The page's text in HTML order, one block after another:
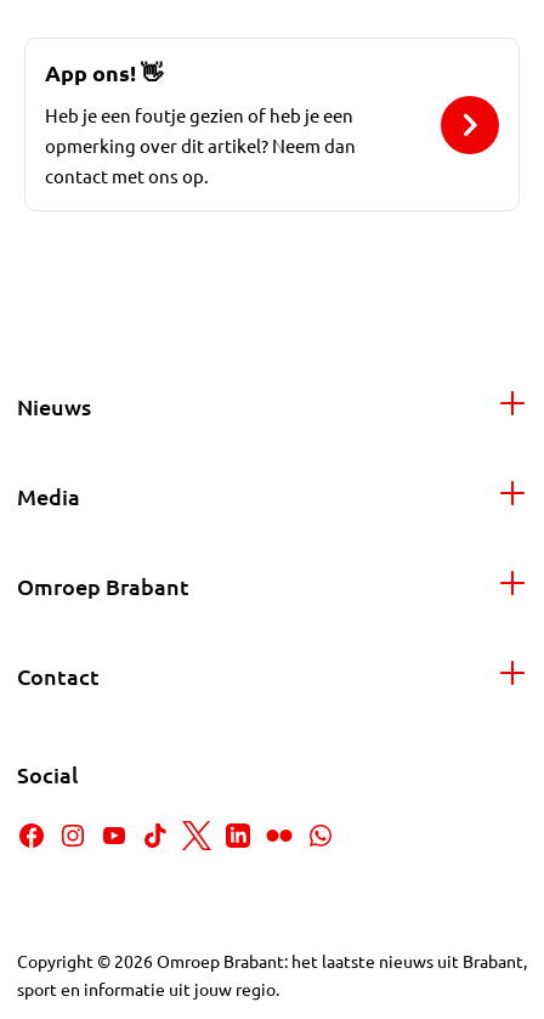
App ons!👋
Heb je een foutje gezien of heb je een
opmerking over dit artikel? Neem dan
contact met ons op.
Nieuws
Media
Omroep Brabant
Contact
Social
Copyright © 2026Omroep Brabant: het laatste nieuws uit Brabant,
sport en informatie uit jouw regio.